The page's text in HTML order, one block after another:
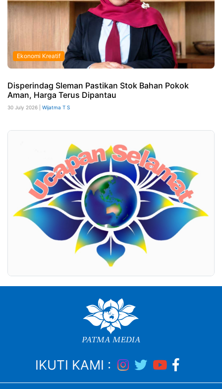
Ekonomi Kreatif
Disperindag Sleman Pastikan Stok Bahan Pokok
Aman, Harga Terus Dipantau
30 July 2026 | Wijatma T S
IKUTI KAMI :